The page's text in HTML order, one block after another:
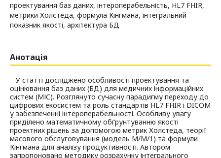
проектування баз даних, інтероперабельність, HL7 FHIR,
метрики Холстеда, формула Кінгмана, інтегральний
показник якості, архітектура БД
Анотація
У статті досліджено особливості проектування та
оцінювання баз даних (БД) для медичних інформаційних
систем (МІС). Розглянуто сучасну парадигму переходу до
цифрових екосистем та роль стандартів HL7 FHIR і DICOM
у забезпеченні інтероперабельності. Особливу увагу
приділено математичному обґрунтуванню якості
проектних рішень за допомогою метрик Холстеда, теорії
масового обслуговування (модель M/M/1) та формули
Кінгмана для аналізу продуктивності. Автором
запропоновано методику розрахунку інтегрального